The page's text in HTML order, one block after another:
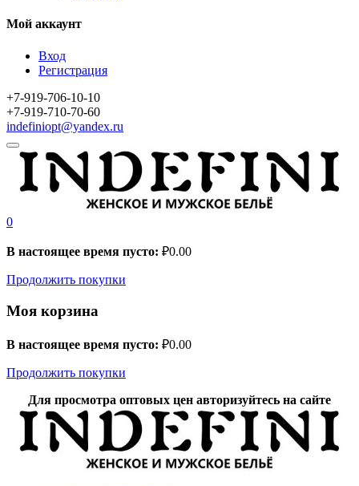
Мой аккаунт
Вход
Регистрация
+7-919-706-10-10
+7-919-710-70-60
indefiniopt@yandex.ru
0
В настоящее время пусто: ₽0.00
Продолжить покупки
Моя корзина
В настоящее время пусто: ₽0.00
Продолжить покупки
Для просмотра оптовых цен авторизуйтесь на сайте